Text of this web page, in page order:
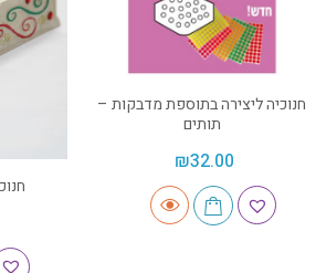
חנוכיה ליצירה בתוספת מדבקות –
תותים
₪32.00